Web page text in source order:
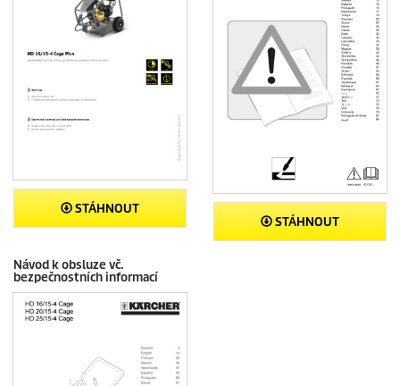
STÁHNOUT
STÁHNOUT
Návod k obsluze vč.
bezpečnostních informací